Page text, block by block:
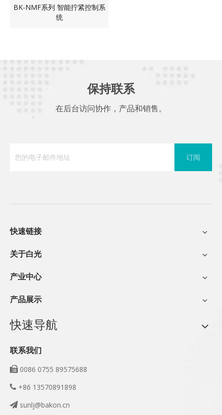
BK-NMF系列 智能拧紧控制系
统
保持联系
在后台访问协作，产品和销售。
订阅
快速链接
关于白光
产业中心
产品展示
快速导航
联系我们
 0086 0755 89575688
 +86 13570891898
 sunlj@bakon.cn